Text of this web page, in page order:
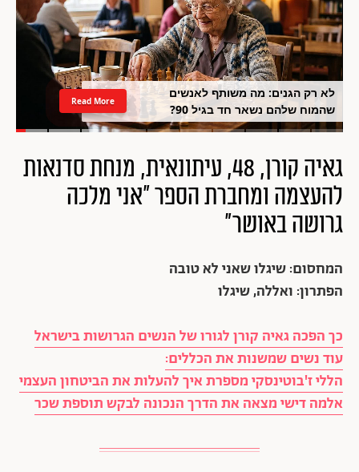
לא רק הגנים: מה משותף לאנשים
שהמוח שלהם נשאר חד בגיל 90?
Read More
גאיה קורן, 48, עיתונאית, מנחת סדנאות
להעצמה ומחברת הספר "אני מלכה
גרושה באושר"
המחסום: שיגלו שאני לא טובה
הפתרון: ואללה, שיגלו
כך הפכה גאיה קורן לגורו של הנשים הגרושות בישראל
עוד נשים שמשנות את הכללים:
הללי ז'בוטינסקי מספרת איך להעלות את הביטחון העצמי
אלמה דישי מצאה את הדרך הנכונה לבקש תוספת שכר